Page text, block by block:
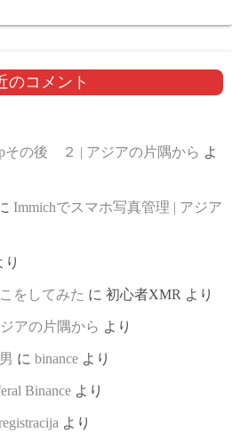
のコメント
その後 ２ | アジアの片隅から よ
Immichでスマホ写真管理 | アジア
り
をしてみた に 初心者XMR より
アの片隅から より
に binance より
Binance より
より